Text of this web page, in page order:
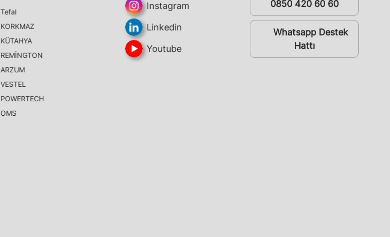
Tefal
KORKMAZ
KÜTAHYA
REMİNGTON
ARZUM
VESTEL
POWERTECH
OMS
Instagram
Linkedin
Youtube
0850 420 60 60
whatsappWhatsapp Destek
Hattı